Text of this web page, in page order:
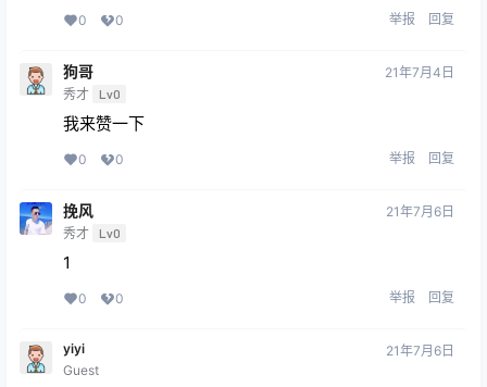
0 0 举报 回复
狗哥
秀才 Lv0
21年7月4日
我来赞一下
0 0 举报 回复
挽风
秀才 Lv0
21年7月6日
1
0 0 举报 回复
yiyi
Guest
21年7月6日